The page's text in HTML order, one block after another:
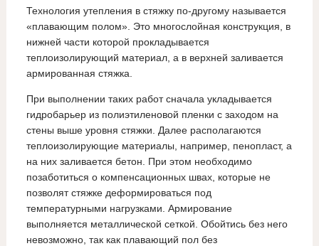
Технология утепления в стяжку по-другому называется
«плавающим полом». Это многослойная конструкция, в
нижней части которой прокладывается
теплоизолирующий материал, а в верхней заливается
армированная стяжка.
При выполнении таких работ сначала укладывается
гидробарьер из полиэтиленовой пленки с заходом на
стены выше уровня стяжки. Далее располагаются
теплоизолирующие материалы, например, пенопласт, а
на них заливается бетон. При этом необходимо
позаботиться о компенсационных швах, которые не
позволят стяжке деформироваться под
температурными нагрузками. Армирование
выполняется металлической сеткой. Обойтись без него
невозможно, так как плавающий пол без